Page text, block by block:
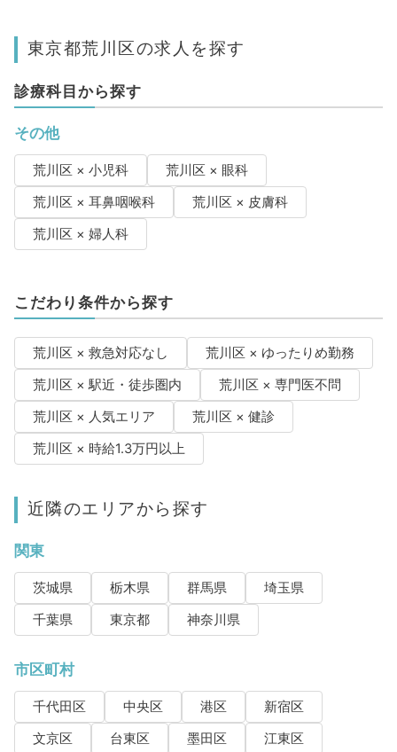
東京都荒川区の求人を探す
診療科目から探す
その他
荒川区 × 小児科
荒川区 × 眼科
荒川区 × 耳鼻咽喉科
荒川区 × 皮膚科
荒川区 × 婦人科
こだわり条件から探す
荒川区 × 救急対応なし
荒川区 × ゆったりめ勤務
荒川区 × 駅近・徒歩圏内
荒川区 × 専門医不問
荒川区 × 人気エリア
荒川区 × 健診
荒川区 × 時給1.3万円以上
近隣のエリアから探す
関東
茨城県 栃木県 群馬県
埼玉県
千葉県
東京都 神奈川県
市区町村
千代田区 中央区 港区
新宿区
文京区
台東区 墨田区
江東区